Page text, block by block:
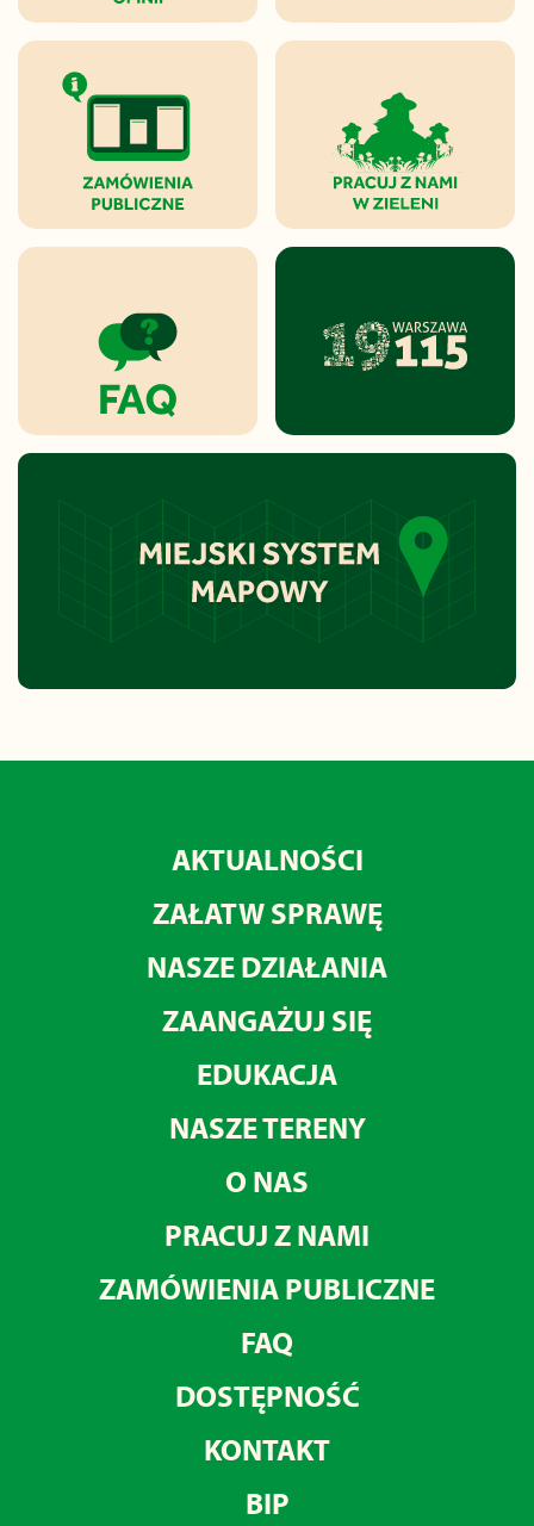
AKTUALNOŚCI
ZAŁATW SPRAWĘ
NASZE DZIAŁANIA
ZAANGAŻUJ SIĘ
EDUKACJA
NASZE TERENY
O NAS
PRACUJ Z NAMI
ZAMÓWIENIA PUBLICZNE
FAQ
DOSTĘPNOŚĆ
KONTAKT
BIP